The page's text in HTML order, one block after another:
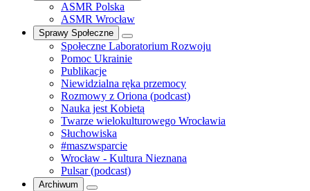
ASMR Polska
ASMR Wrocław
Sprawy Społeczne
Społeczne Laboratorium Rozwoju
Pomoc Ukrainie
Publikacje
Niewidzialna ręka przemocy
Rozmowy z Oriona (podcast)
Nauka jest Kobietą
Twarze wielokulturowego Wrocławia
Słuchowiska
#maszwsparcie
Wrocław - Kultura Nieznana
Pulsar (podcast)
Archiwum